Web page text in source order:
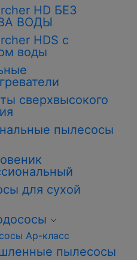
HD БЕЗ
ВОДЫ
HDS с
воды
сверхвысокого
пылесосы
для сухой
Ар-класс
пылесосы